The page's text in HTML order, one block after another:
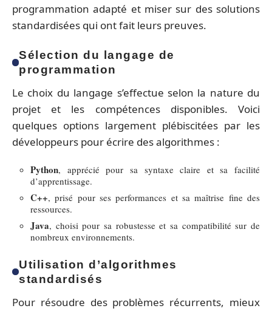
programmation adapté et miser sur des solutions
standardisées qui ont fait leurs preuves.
Sélection du langage de
programmation
Le choix du langage s’effectue selon la nature du
projet et les compétences disponibles. Voici
quelques options largement plébiscitées par les
développeurs pour écrire des algorithmes :
Python, apprécié pour sa syntaxe claire et sa facilité
d’apprentissage.
C++, prisé pour ses performances et sa maîtrise fine des
ressources.
Java, choisi pour sa robustesse et sa compatibilité sur de
nombreux environnements.
Utilisation d’algorithmes
standardisés
Pour résoudre des problèmes récurrents, mieux